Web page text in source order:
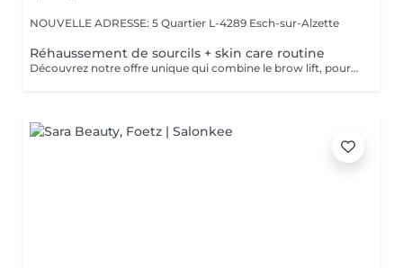
NOUVELLE ADRESSE: 5 Quartier L-4289 Esch-sur-Alzette
Réhaussement de sourcils + skin care routine
Découvrez notre offre unique qui combine le brow lift, pour des sourcils magnifiquement liftés, et notre routine de soins de la peau personnalisée. Pendant que vous profitez de l'effet transformateur du brow lift sur vos sourcils, notre équipe prendra soin de votre visage en effectuant un double nettoyage, une exfoliation douce, une infusion de sérum nourrissant et l'application d'un masque facial sur mesure. Vous bénéficiez ainsi d'une expérience complète de beauté et de détente, avec des sourcils parfaitement sculptés et une peau éclatante.